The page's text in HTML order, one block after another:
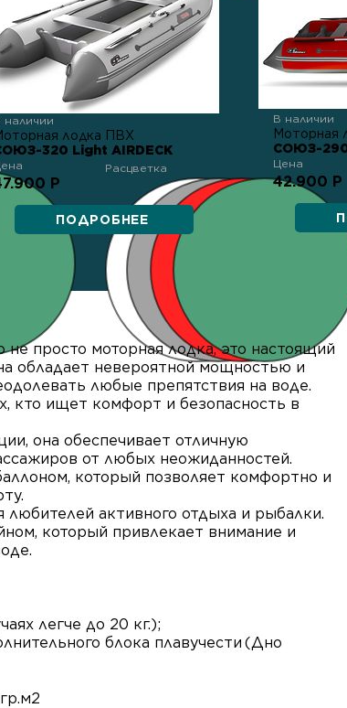
наличии
лодка ПВХ
320 Light AIRDECK
Р
Расцветка
ПОДРОБНЕЕ
В наличии
Моторная
СОЮЗ-290
Цена
42.900 Р
не просто моторная лодка, это настоящий
обладает невероятной мощностью и
любые препятствия на воде.
кто ищет комфорт и безопасность в
она обеспечивает отличную
от любых неожиданностей.
который позволяет комфортно и
активного отдыха и рыбалки.
который привлекает внимание и
легче до 20 кг.);
блока плавучести (Дно